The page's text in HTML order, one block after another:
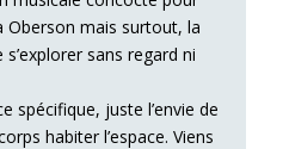
Oberson mais surtout, la
sans regard ni
spécifique, juste l’envie de
habiter l’espace. Viens